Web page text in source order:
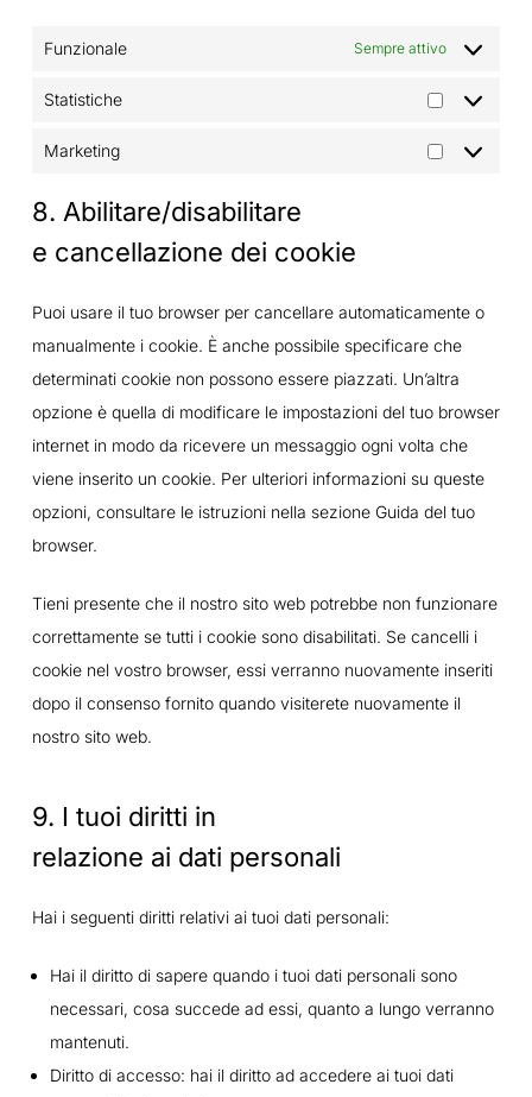
Funzionale Sempre attivo
Statistiche
Marketing
8. Abilitare/disabilitare
e cancellazione dei cookie
Puoi usare il tuo browser per cancellare automaticamente o
manualmente i cookie. È anche possibile specificare che
determinati cookie non possono essere piazzati. Un’altra
opzione è quella di modificare le impostazioni del tuo browser
internet in modo da ricevere un messaggio ogni volta che
viene inserito un cookie. Per ulteriori informazioni su queste
opzioni, consultare le istruzioni nella sezione Guida del tuo
browser.
Tieni presente che il nostro sito web potrebbe non funzionare
correttamente se tutti i cookie sono disabilitati. Se cancelli i
cookie nel vostro browser, essi verranno nuovamente inseriti
dopo il consenso fornito quando visiterete nuovamente il
nostro sito web.
9. I tuoi diritti in
relazione ai dati personali
Hai i seguenti diritti relativi ai tuoi dati personali:
Hai il diritto di sapere quando i tuoi dati personali sono
necessari, cosa succede ad essi, quanto a lungo verranno
mantenuti.
Diritto di accesso: hai il diritto ad accedere ai tuoi dati